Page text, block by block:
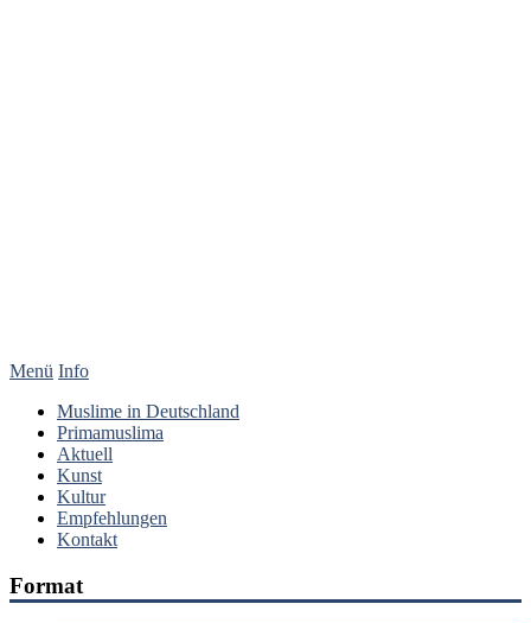
Menü Info
Muslime in Deutschland
Primamuslima
Aktuell
Kunst
Kultur
Empfehlungen
Kontakt
Format